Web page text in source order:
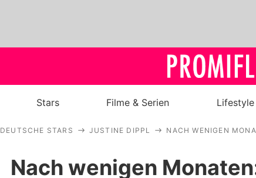
Royals
Stars
Stars Filme & Serien Lifestyle
DEUTSCHE STARS JUSTINE DIPPL NACH WENIGEN
Nach wenigen